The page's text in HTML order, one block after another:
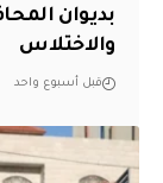
بديوان
والاختلاس
قبل أسبوع واحد